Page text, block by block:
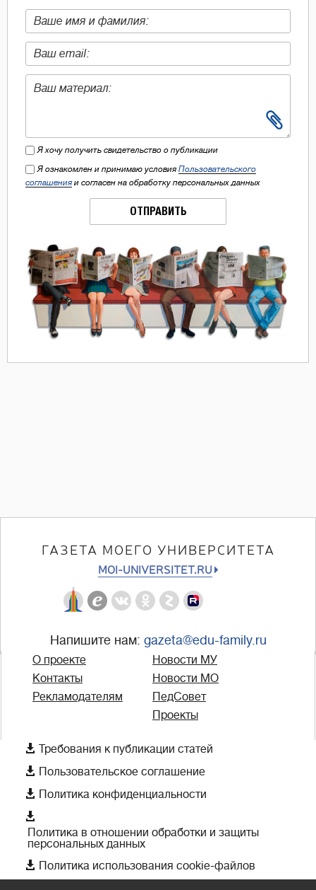
Я хочу получить свидетельство о публикации
Я ознакомлен и принимаю условия Пользовательского
соглашения и согласен на обработку персональных данных
ОТПРАВИТЬ
ГАЗЕТА МОЕГО УНИВЕРСИТЕТА
MOI-UNIVERSITET.RU
Напишите нам: gazeta@edu-family.ru
О проекте
Контакты
Рекламодателям
Новости МУ
Новости МО
ПедСовет
Проекты
 Требования к публикации статей
 Пользовательское соглашение
 Политика конфиденциальности

Политика в отношении обработки и защиты
персональных данных
 Политика использования cookie-файлов